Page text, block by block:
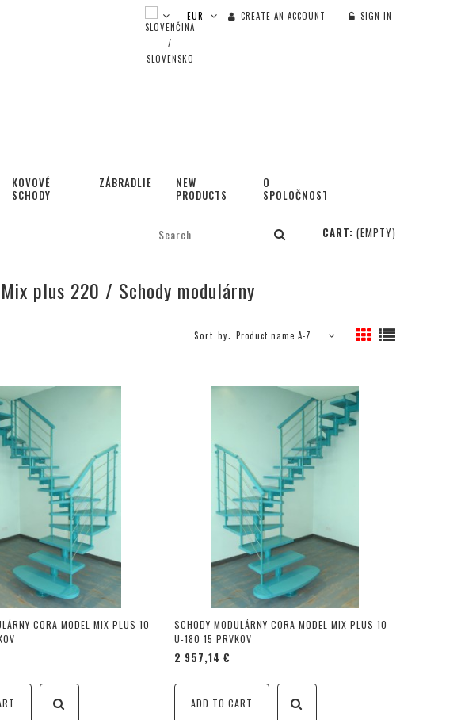
CREATE AN ACCOUNT SIGN IN
KOVOVÉ
SCHODY
ZÁBRADLIE
NEW
PRODUCTS
O
SPOLOČNOSTI
CART: (EMPTY)
plus 220 / Schody modulárny
Sort by: Product name A-Z
CORA MODEL MIX PLUS 10
SCHODY MODULÁRNY CORA MODEL MIX PLUS 10
U-180 15 PRVKOV
2 957,14 €
ADD TO CART